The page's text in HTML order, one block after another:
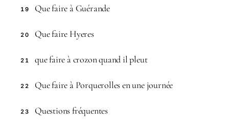
19 Que faire à Guérande
20 Que faire Hyeres
21 que faire à crozon quand il pleut
22 Que faire à Porquerolles en une journée
23 Questions fréquentes